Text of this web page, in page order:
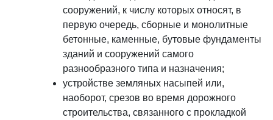
сооружений, к числу которых относят, в
первую очередь, сборные и монолитные
бетонные, каменные, бутовые фундаменты
зданий и сооружений самого
разнообразного типа и назначения;
устройстве земляных насыпей или,
наоборот, срезов во время дорожного
строительства, связанного с прокладкой